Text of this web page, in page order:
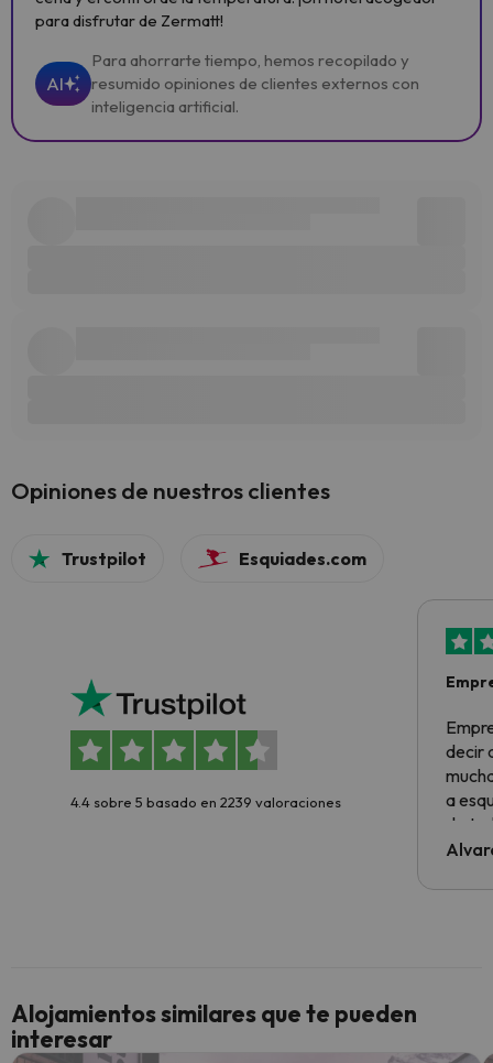
para disfrutar de Zermatt!
AI
Para ahorrarte tiempo, hemos recopilado y
resumido opiniones de clientes externos con
inteligencia artificial.
Opiniones de nuestros clientes
Trustpilot Esquiades.com
4.4 sobre 5 basado en 2239 valoraciones
decir
a
de
al
culpa
Alojamientos similares que te pueden
interesar